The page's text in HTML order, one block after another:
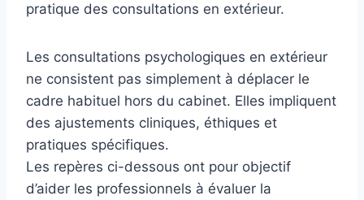
pratique des consultations en extérieur.
Les consultations psychologiques en extérieur
ne consistent pas simplement à déplacer le
cadre habituel hors du cabinet. Elles impliquent
des ajustements cliniques, éthiques et
pratiques spécifiques.
Les repères ci-dessous ont pour objectif
d’aider les professionnels à évaluer la